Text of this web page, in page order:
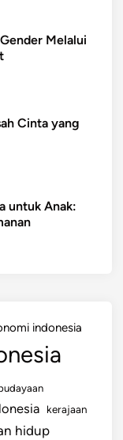
Melalui
Cinta yang
untuk Anak:
indonesia
kerajaan
hidup